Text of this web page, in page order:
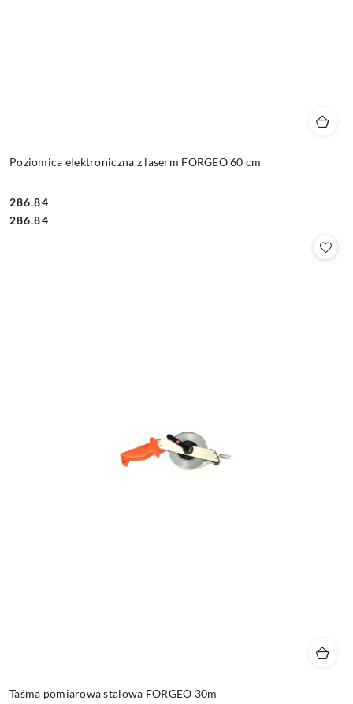
Poziomica elektroniczna z laserm FORGEO 60 cm
Cena:
286.84
Cena:
286.84
Taśma pomiarowa stalowa FORGEO 30m